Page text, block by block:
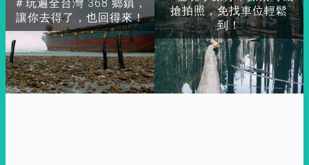
＃玩遍全台灣 368 鄉鎮，
讓你去得了，也回得來！
搶拍照，免找車位輕鬆
到！